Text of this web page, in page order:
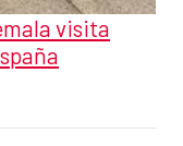
visita